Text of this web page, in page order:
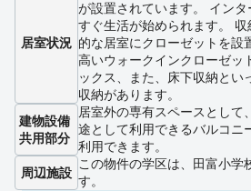
居室状況
が設置されています。 イン
すぐ生活が始められます。
的な居室にクローゼットを設
高いウォークインクローゼッ
ックス、また、床下収納とい
収納があります。
建物設備
共用部分
居室外の専有スペースとして
途として利用できるバルコニ
利用できます。
周辺施設
この物件の学区は、田富小学
す。